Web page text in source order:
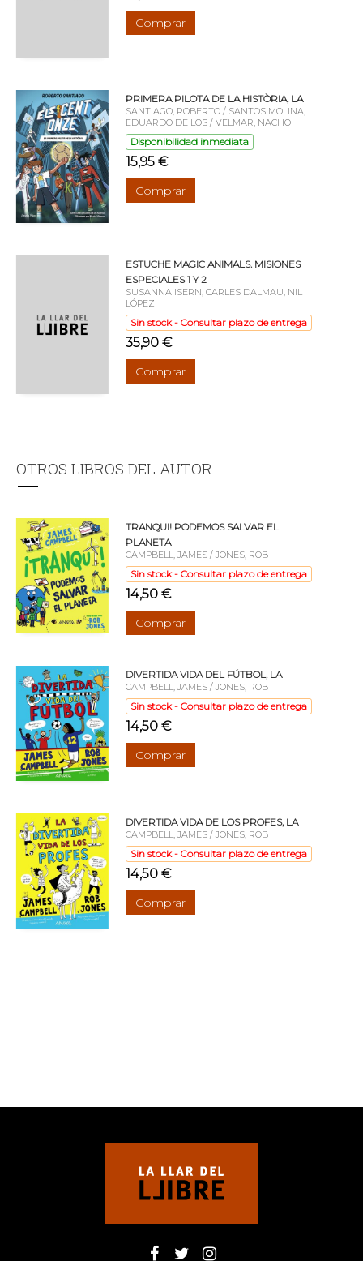
Comprar
PRIMERA PILOTA DE LA HISTÒRIA, LA
SANTIAGO, ROBERTO / SANTOS MOLINA,
EDUARDO DE LOS / VELMAR, NACHO
Disponibilidad inmediata
15,95 €
Comprar
ESTUCHE MAGIC ANIMALS. MISIONES
ESPECIALES 1 Y 2
SUSANNA ISERN, CARLES DALMAU, NIL
LÓPEZ
Sin stock - Consultar plazo de entrega
35,90 €
Comprar
OTROS LIBROS DEL AUTOR
TRANQUI! PODEMOS SALVAR EL
PLANETA
CAMPBELL, JAMES / JONES, ROB
Sin stock - Consultar plazo de entrega
14,50 €
Comprar
DIVERTIDA VIDA DEL FÚTBOL, LA
CAMPBELL, JAMES / JONES, ROB
Sin stock - Consultar plazo de entrega
14,50 €
Comprar
DIVERTIDA VIDA DE LOS PROFES, LA
CAMPBELL, JAMES / JONES, ROB
Sin stock - Consultar plazo de entrega
14,50 €
Comprar